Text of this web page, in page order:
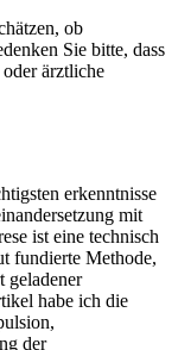
ob
Sie bitte, dass⁤
ärztliche
erkenntnisse
mit
ist⁣ eine technisch
​fundierte Methode,
geladener
habe ich‍ die
der